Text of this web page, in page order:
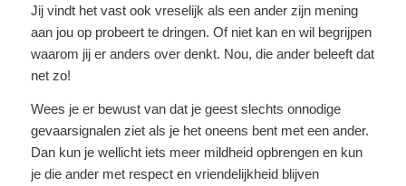
Jij vindt het vast ook vreselijk als een ander zijn mening
aan jou op probeert te dringen. Of niet kan en wil begrijpen
waarom jij er anders over denkt. Nou, die ander beleeft dat
net zo!
Wees je er bewust van dat je geest slechts onnodige
gevaarsignalen ziet als je het oneens bent met een ander.
Dan kun je wellicht iets meer mildheid opbrengen en kun
je die ander met respect en vriendelijkheid blijven